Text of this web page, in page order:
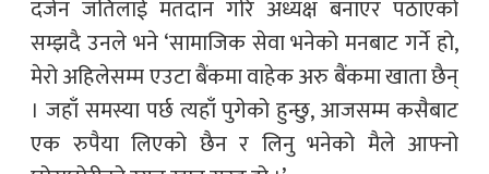
दर्जन जतिलाई मतदान गरि अध्यक्ष बनाएर पठाएको
सम्झदै उनले भने ‘सामाजिक सेवा भनेको मनबाट गर्ने हो,
मेरो अहिलेसम्म एउटा बैंकमा वाहेक अरु बैंकमा खाता छैन्
। जहाँ समस्या पर्छ त्यहाँ पुगेको हुन्छु, आजसम्म कसैबाट
एक रुपैया लिएको छैन र लिनु भनेको मैले आफ्नो